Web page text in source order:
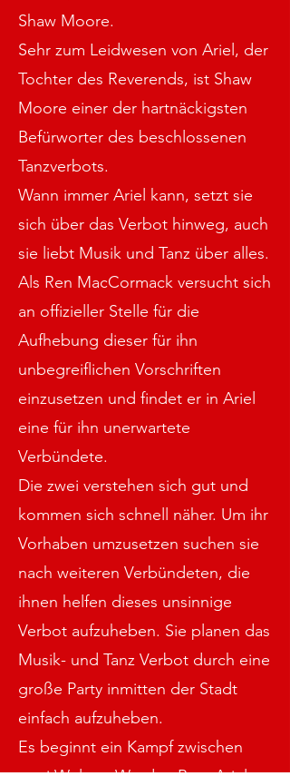
Shaw Moore.
Sehr zum Leidwesen von Ariel, der
Tochter des Reverends, ist Shaw
Moore einer der hartnäckigsten
Befürworter des beschlossenen
Tanzverbots.
Wann immer Ariel kann, setzt sie
sich über das Verbot hinweg, auch
sie liebt Musik und Tanz über alles.
Als Ren MacCormack versucht sich
an offizieller Stelle für die
Aufhebung dieser für ihn
unbegreiflichen Vorschriften
einzusetzen und findet er in Ariel
eine für ihn unerwartete
Verbündete.
Die zwei verstehen sich gut und
kommen sich schnell näher. Um ihr
Vorhaben umzusetzen suchen sie
nach weiteren Verbündeten, die
ihnen helfen dieses unsinnige
Verbot aufzuheben. Sie planen das
Musik- und Tanz Verbot durch eine
große Party inmitten der Stadt
einfach aufzuheben.
Es beginnt ein Kampf zwischen